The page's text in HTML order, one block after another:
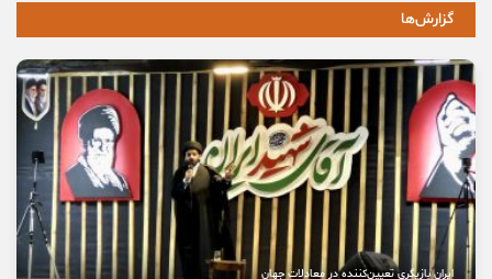
10 مرداد, 1405
نخستین بیمارستان چشم‌پزشکی سمنان در مسیر بهره‌برداری
8 مرداد, 1405
گزارش‌ها
ایران بازیگری تعیین‌کننده در معادلات جهان